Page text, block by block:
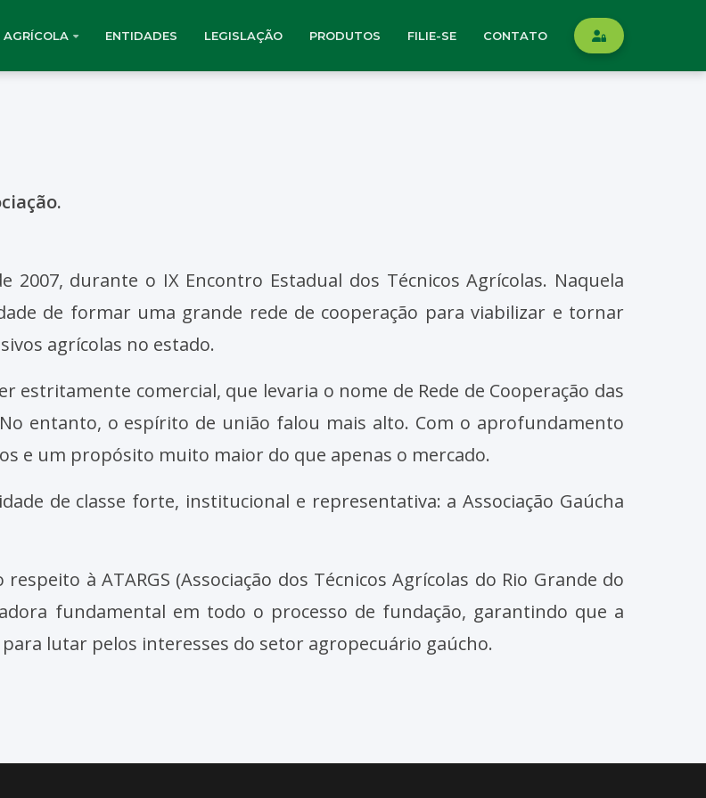
AGRÍCOLA ENTIDADES LEGISLAÇÃO PRODUTOS FILIE-SE CONTATO
durante o IX Encontro Estadual dos Técnicos Agrícolas. Naquela
de formar uma grande rede de cooperação para viabilizar e tornar
agrícolas no estado.
estritamente comercial, que levaria o nome de Rede de Cooperação das
entanto, o espírito de união falou mais alto. Com o aprofundamento
e um propósito muito maior do que apenas o mercado.
de classe forte, institucional e representativa: a Associação Gaúcha
à ATARGS (Associação dos Técnicos Agrícolas do Rio Grande do
fundamental em todo o processo de fundação, garantindo que a
lutar pelos interesses do setor agropecuário gaúcho.